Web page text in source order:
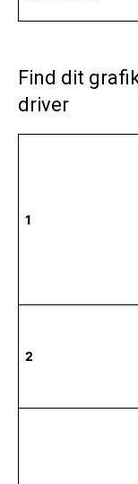
Find dit
driver
1
2